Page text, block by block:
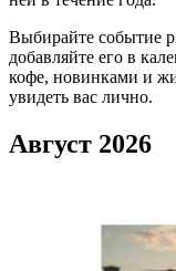
Выбирайте событие
добавляйте его в
кофе, новинками и
увидеть вас лично.
Август 2026